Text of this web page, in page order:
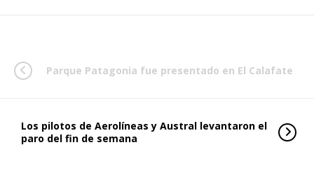
Parque Patagonia fue presentado en El Calafate
Los pilotos de Aerolíneas y Austral levantaron el
paro del fin de semana